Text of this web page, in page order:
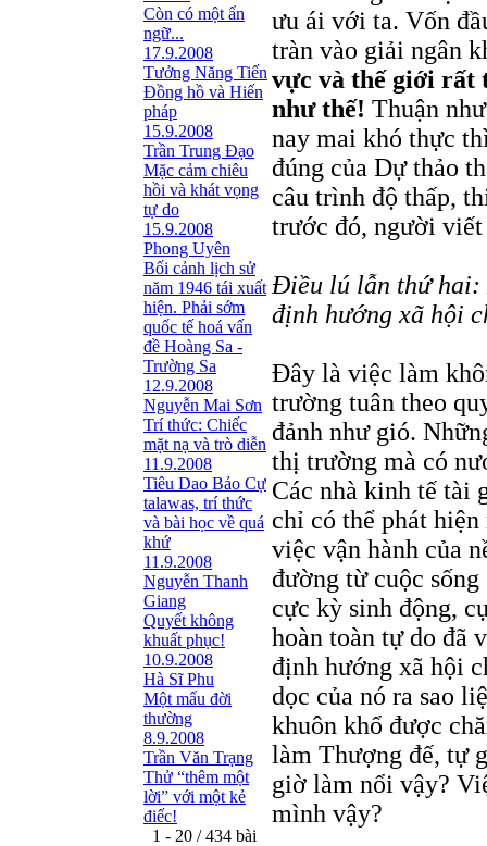
Còn có một ẩn
ngữ...
17.9.2008
Tưởng Năng Tiến
Đồng hồ và Hiến
pháp
15.9.2008
Trần Trung Đạo
Mặc cảm chiêu
hồi và khát vọng
tự do
15.9.2008
Phong Uyên
Bối cảnh lịch sử
năm 1946 tái xuất
hiện. Phải sớm
quốc tế hoá vấn
đề Hoàng Sa -
Trường Sa
12.9.2008
Nguyễn Mai Sơn
Trí thức: Chiếc
mặt nạ và trò diễn
11.9.2008
Tiêu Dao Bảo Cự
talawas, trí thức
và bài học về quá
khứ
11.9.2008
Nguyễn Thanh
Giang
Quyết không
khuất phục!
10.9.2008
Hà Sĩ Phu
Một mẩu đời
thường
8.9.2008
Trần Văn Trạng
Thử “thêm một
lời” với một kẻ
điếc!
1 - 20 / 434 bài
ưu ái với ta. Vốn
tràn vào giải ngân
vực và thế giới rất
như thế! Thuận
nay mai khó thực
đúng của Dự thảo
câu trình độ thấp,
trước đó, người
Điều lú lẫn thứ hai:
định hướng xã hội
Đây là việc làm
trường tuân theo
đảnh như gió.
thị trường mà có
Các nhà kinh tế tài
chỉ có thể phát
việc vận hành của
đường từ cuộc
cực kỳ sinh động,
hoàn toàn tự do đã
định hướng xã hội
dọc của nó ra sao
khuôn khổ được
làm Thượng đế, tự
giờ làm nổi vậy?
mình vậy?